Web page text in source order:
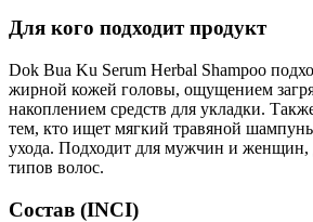
Для кого подходит продукт
Dok Bua Ku Serum Herbal Shampoo
жирной кожей головы, ощущением
накоплением средств для укладки.
тем, кто ищет мягкий травяной
ухода. Подходит для мужчин и женщин,
типов волос.
Состав (INCI)